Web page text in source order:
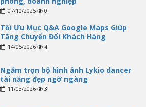
07/10/2025 0
Tối Ưu Mục Q&A Google Maps Giúp
Tăng Chuyển Đổi Khách Hàng
14/05/2026 4
Ngắm trọn bộ hình ảnh Lykio dancer
tài năng đẹp ngỡ ngàng
11/03/2026 3